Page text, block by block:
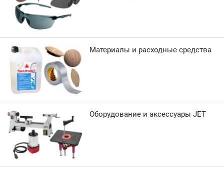
Материалы и расходные средства
Оборудование и аксессуары JET